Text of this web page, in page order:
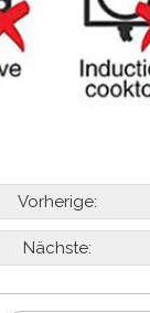
Vorherige:
Nächste: